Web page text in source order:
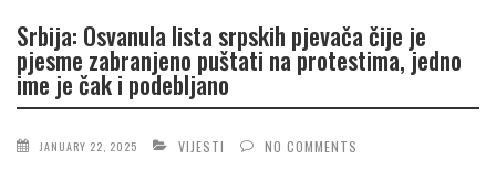
Srbija: Osvanula lista srpskih pjevača čije je
pjesme zabranjeno puštati na protestima, jedno
ime je čak i podebljano
JANUARY 22, 2025 VIJESTI NO COMMENTS